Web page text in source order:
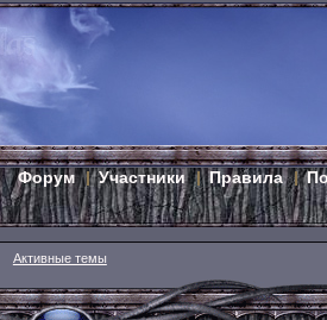
Форум Участники Правила
Активные темы